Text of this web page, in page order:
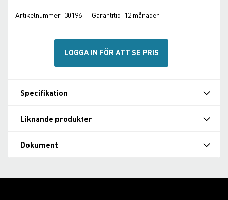
Artikelnummer: 30196 | Garantitid: 12 månader
LOGGA IN FÖR ATT SE PRIS
Specifikation
Liknande produkter
Dokument